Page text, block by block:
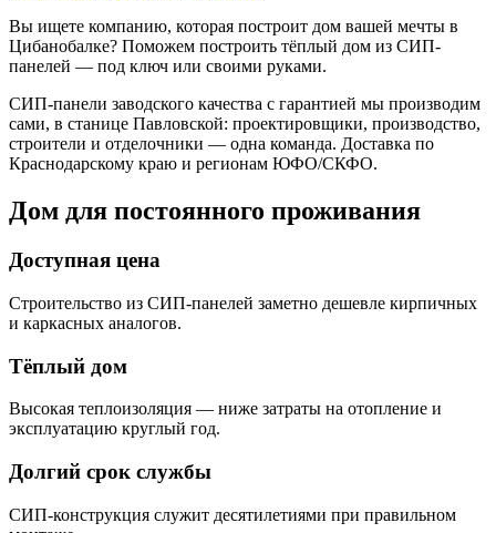
Вы ищете компанию, которая построит дом вашей мечты в
Цибанобалке? Поможем построить тёплый дом из СИП-
панелей — под ключ или своими руками.
СИП-панели заводского качества с гарантией мы производим
сами, в станице Павловской: проектировщики, производство,
строители и отделочники — одна команда. Доставка по
Краснодарскому краю и регионам ЮФО/СКФО.
Дом для постоянного проживания
Доступная цена
Строительство из СИП-панелей заметно дешевле кирпичных
и каркасных аналогов.
Тёплый дом
Высокая теплоизоляция — ниже затраты на отопление и
эксплуатацию круглый год.
Долгий срок службы
СИП-конструкция служит десятилетиями при правильном